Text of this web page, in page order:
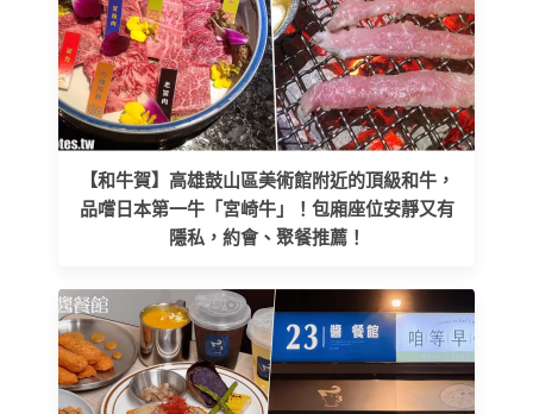
【和牛賀】高雄鼓山區美術館附近的頂級和牛，
品嚐日本第一牛「宮崎牛」！包廂座位安靜又有
隱私，約會、聚餐推薦！